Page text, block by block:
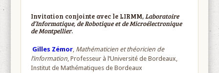
Invitation conjointe avec le LIRMM,Laboratoire
d’Informatique, de Robotique et de Microélectronique
de Montpellier.
Gilles Zémor, Mathématicien et théoricien de
l’information, Professeur à l’Université de Bordeaux,
Institut de Mathématiques de Bordeaux